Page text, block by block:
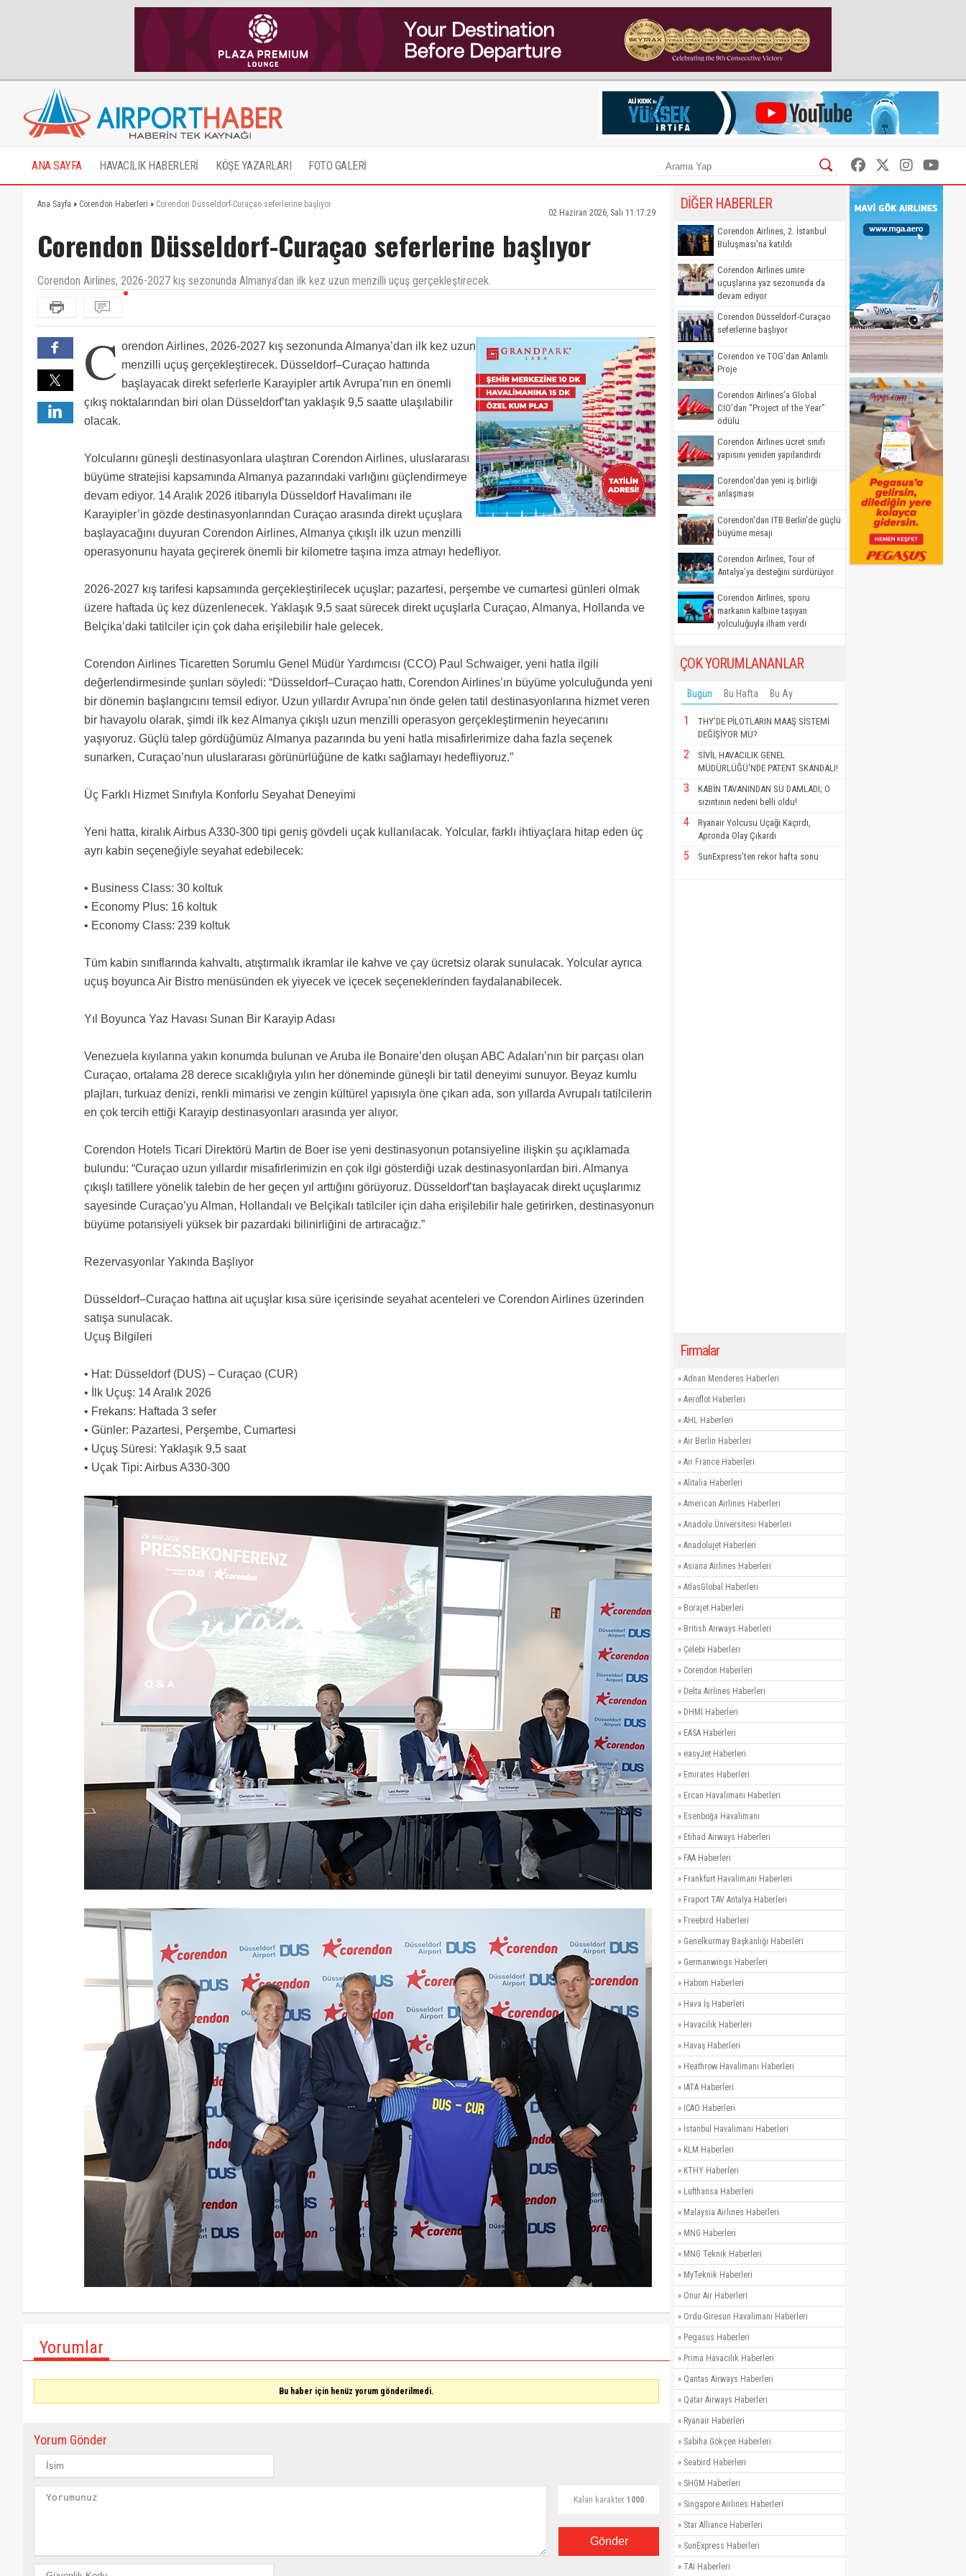
ANA SAYFA HAVACILIK HABERLERİ KÖŞE YAZARLARI FOTO GALERİ
Ana Sayfa » Corendon Haberleri » Corendon Düsseldorf-Curaçao seferlerine başlıyor
02 Haziran 2026, Salı 11:17:29
Corendon Düsseldorf-Curaçao seferlerine başlıyor
Corendon Airlines, 2026-2027 kış sezonunda Almanya’dan ilk kez uzun menzilli uçuş gerçekleştirecek.
C orendon Airlines, 2026-2027 kış sezonunda Almanya’dan ilk kez uzun
menzilli uçuş gerçekleştirecek. Düsseldorf–Curaçao hattında
başlayacak direkt seferlerle Karayipler artık Avrupa’nın en önemli
çıkış noktalarından biri olan Düsseldorf’tan yaklaşık 9,5 saatte ulaşılabilir
olacak.
Yolcularını güneşli destinasyonlara ulaştıran Corendon Airlines, uluslararası
büyüme stratejisi kapsamında Almanya pazarındaki varlığını güçlendirmeye
devam ediyor. 14 Aralık 2026 itibarıyla Düsseldorf Havalimanı ile
Karayipler’in gözde destinasyonlarından Curaçao arasında direkt uçuşlara
başlayacağını duyuran Corendon Airlines, Almanya çıkışlı ilk uzun menzilli
operasyonunu hayata geçirerek önemli bir kilometre taşına imza atmayı hedefliyor.
2026-2027 kış tarifesi kapsamında gerçekleştirilecek uçuşlar; pazartesi, perşembe ve cumartesi günleri olmak
üzere haftada üç kez düzenlenecek. Yaklaşık 9,5 saat sürecek direkt uçuşlarla Curaçao, Almanya, Hollanda ve
Belçika’daki tatilciler için çok daha erişilebilir hale gelecek.
Corendon Airlines Ticaretten Sorumlu Genel Müdür Yardımcısı (CCO) Paul Schwaiger, yeni hatla ilgili
değerlendirmesinde şunları söyledi: “Düsseldorf–Curaçao hattı, Corendon Airlines’ın büyüme yolculuğunda yeni
bir dönemin başlangıcını temsil ediyor. Uzun yıllardır Avrupa’nın önde gelen tatil destinasyonlarına hizmet veren
bir havayolu olarak, şimdi ilk kez Almanya çıkışlı uzun menzilli operasyon gerçekleştirmenin heyecanını
yaşıyoruz. Güçlü talep gördüğümüz Almanya pazarında bu yeni hatla misafirlerimize daha fazla seçenek
sunarken, Curaçao’nun uluslararası görünürlüğüne de katkı sağlamayı hedefliyoruz.”
Üç Farklı Hizmet Sınıfıyla Konforlu Seyahat Deneyimi
Yeni hatta, kiralık Airbus A330-300 tipi geniş gövdeli uçak kullanılacak. Yolcular, farklı ihtiyaçlara hitap eden üç
ayrı kabin seçeneğiyle seyahat edebilecek:
• Business Class: 30 koltuk
• Economy Plus: 16 koltuk
• Economy Class: 239 koltuk
Tüm kabin sınıflarında kahvaltı, atıştırmalık ikramlar ile kahve ve çay ücretsiz olarak sunulacak. Yolcular ayrıca
uçuş boyunca Air Bistro menüsünden ek yiyecek ve içecek seçeneklerinden faydalanabilecek.
Yıl Boyunca Yaz Havası Sunan Bir Karayip Adası
Venezuela kıyılarına yakın konumda bulunan ve Aruba ile Bonaire’den oluşan ABC Adaları’nın bir parçası olan
Curaçao, ortalama 28 derece sıcaklığıyla yılın her döneminde güneşli bir tatil deneyimi sunuyor. Beyaz kumlu
plajları, turkuaz denizi, renkli mimarisi ve zengin kültürel yapısıyla öne çıkan ada, son yıllarda Avrupalı tatilcilerin
en çok tercih ettiği Karayip destinasyonları arasında yer alıyor.
Corendon Hotels Ticari Direktörü Martin de Boer ise yeni destinasyonun potansiyeline ilişkin şu açıklamada
bulundu: “Curaçao uzun yıllardır misafirlerimizin en çok ilgi gösterdiği uzak destinasyonlardan biri. Almanya
çıkışlı tatillere yönelik talebin de her geçen yıl arttığını görüyoruz. Düsseldorf’tan başlayacak direkt uçuşlarımız
sayesinde Curaçao’yu Alman, Hollandalı ve Belçikalı tatilciler için daha erişilebilir hale getirirken, destinasyonun
büyüme potansiyeli yüksek bir pazardaki bilinirliğini de artıracağız.”
Rezervasyonlar Yakında Başlıyor
Düsseldorf–Curaçao hattına ait uçuşlar kısa süre içerisinde seyahat acenteleri ve Corendon Airlines üzerinden
satışa sunulacak.
Uçuş Bilgileri
• Hat: Düsseldorf (DUS) – Curaçao (CUR)
• İlk Uçuş: 14 Aralık 2026
• Frekans: Haftada 3 sefer
• Günler: Pazartesi, Perşembe, Cumartesi
• Uçuş Süresi: Yaklaşık 9,5 saat
• Uçak Tipi: Airbus A330-300
Yorumlar
Bu haber için henüz yorum gönderilmedi.
Yorum Gönder
Kalan karakter 1000
Gönder
DİĞER HABERLER
Corendon Airlines, 2. İstanbul
Buluşması'na katıldı
Corendon Airlines umre
uçuşlarına yaz sezonunda da
devam ediyor
Corendon Düsseldorf-Curaçao
seferlerine başlıyor
Corendon ve TOG’dan Anlamlı
Proje
Corendon Airlines’a Global
CIO’dan “Project of the Year”
ödülü
Corendon Airlines ücret sınıfı
yapısını yeniden yapılandırdı
Corendon'dan yeni iş birliği
anlaşması
Corendon'dan ITB Berlin'de güçlü
büyüme mesajı
Corendon Airlines, Tour of
Antalya’ya desteğini sürdürüyor
Corendon Airlines, sporu
markanın kalbine taşıyan
yolculuğuyla ilham verdi
ÇOK YORUMLANANLAR
Bugün Bu Hafta Bu Ay
1
THY’DE PİLOTLARIN MAAŞ SİSTEMİ
DEĞİŞİYOR MU?
2
SİVİL HAVACILIK GENEL
MÜDÜRLÜĞÜ'NDE PATENT SKANDALI!
3
KABİN TAVANINDAN SU DAMLADI; O
sızıntının nedeni belli oldu!
4
Ryanair Yolcusu Uçağı Kaçırdı,
Apronda Olay Çıkardı
5 SunExpress’ten rekor hafta sonu
Firmalar
» Adnan Menderes Haberleri
» Aeroflot Haberleri
» AHL Haberleri
» Air Berlin Haberleri
» Air France Haberleri
» Alitalia Haberleri
» American Airlines Haberleri
» Anadolu Üniversitesi Haberleri
» Anadolujet Haberleri
» Asiana Airlines Haberleri
» AtlasGlobal Haberleri
» Borajet Haberleri
» British Airways Haberleri
» Çelebi Haberleri
» Corendon Haberleri
» Delta Airlines Haberleri
» DHMİ Haberleri
» EASA Haberleri
» easyJet Haberleri
» Emirates Haberleri
» Ercan Havalimanı Haberleri
» Esenboğa Havalimanı
» Etihad Airways Haberleri
» FAA Haberleri
» Frankfurt Havalimanı Haberleri
» Fraport TAV Antalya Haberleri
» Freebird Haberleri
» Genelkurmay Başkanlığı Haberleri
» Germanwings Haberleri
» Habom Haberleri
» Hava İş Haberleri
» Havacılık Haberleri
» Havaş Haberleri
» Heathrow Havalimanı Haberleri
» IATA Haberleri
» ICAO Haberleri
» İstanbul Havalimanı Haberleri
» KLM Haberleri
» KTHY Haberleri
» Lufthansa Haberleri
» Malaysia Airlines Haberleri
» MNG Haberleri
» MNG Teknik Haberleri
» MyTeknik Haberleri
» Onur Air Haberleri
» Ordu-Giresun Havalimanı Haberleri
» Pegasus Haberleri
» Prima Havacılık Haberleri
» Qantas Airways Haberleri
» Qatar Airways Haberleri
» Ryanair Haberleri
» Sabiha Gökçen Haberleri
» Seabird Haberleri
» SHGM Haberleri
» Singapore Airlines Haberleri
» Star Alliance Haberleri
» SunExpress Haberleri
» TAI Haberleri